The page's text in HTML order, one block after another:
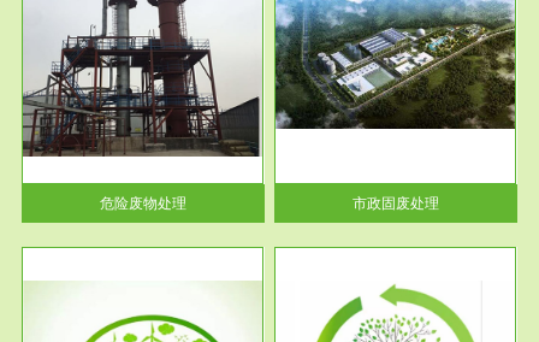
危险废物处理
服务范围
市政固废处理
蔚蓝生态环境科技所从事的市政
废物处理业务包括市政废物的处
理处...
市政固废处理
服务范围